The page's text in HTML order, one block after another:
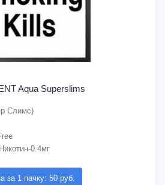
Aqua Superslims
Слимс)
0.4мг
за 1 пачку: 50 руб.